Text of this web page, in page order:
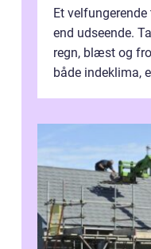
Et
end udseende.
regn, blæst og
både indeklima,